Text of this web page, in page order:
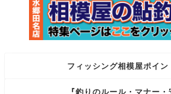
フィッシング相模屋ポイン
『釣りのルール・マナー